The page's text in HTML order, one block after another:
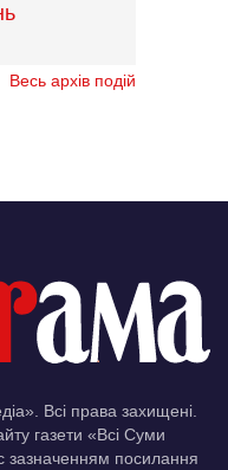
Весь архів подій
Всі права захищені.
газети «Всі Суми
зазначенням посилання